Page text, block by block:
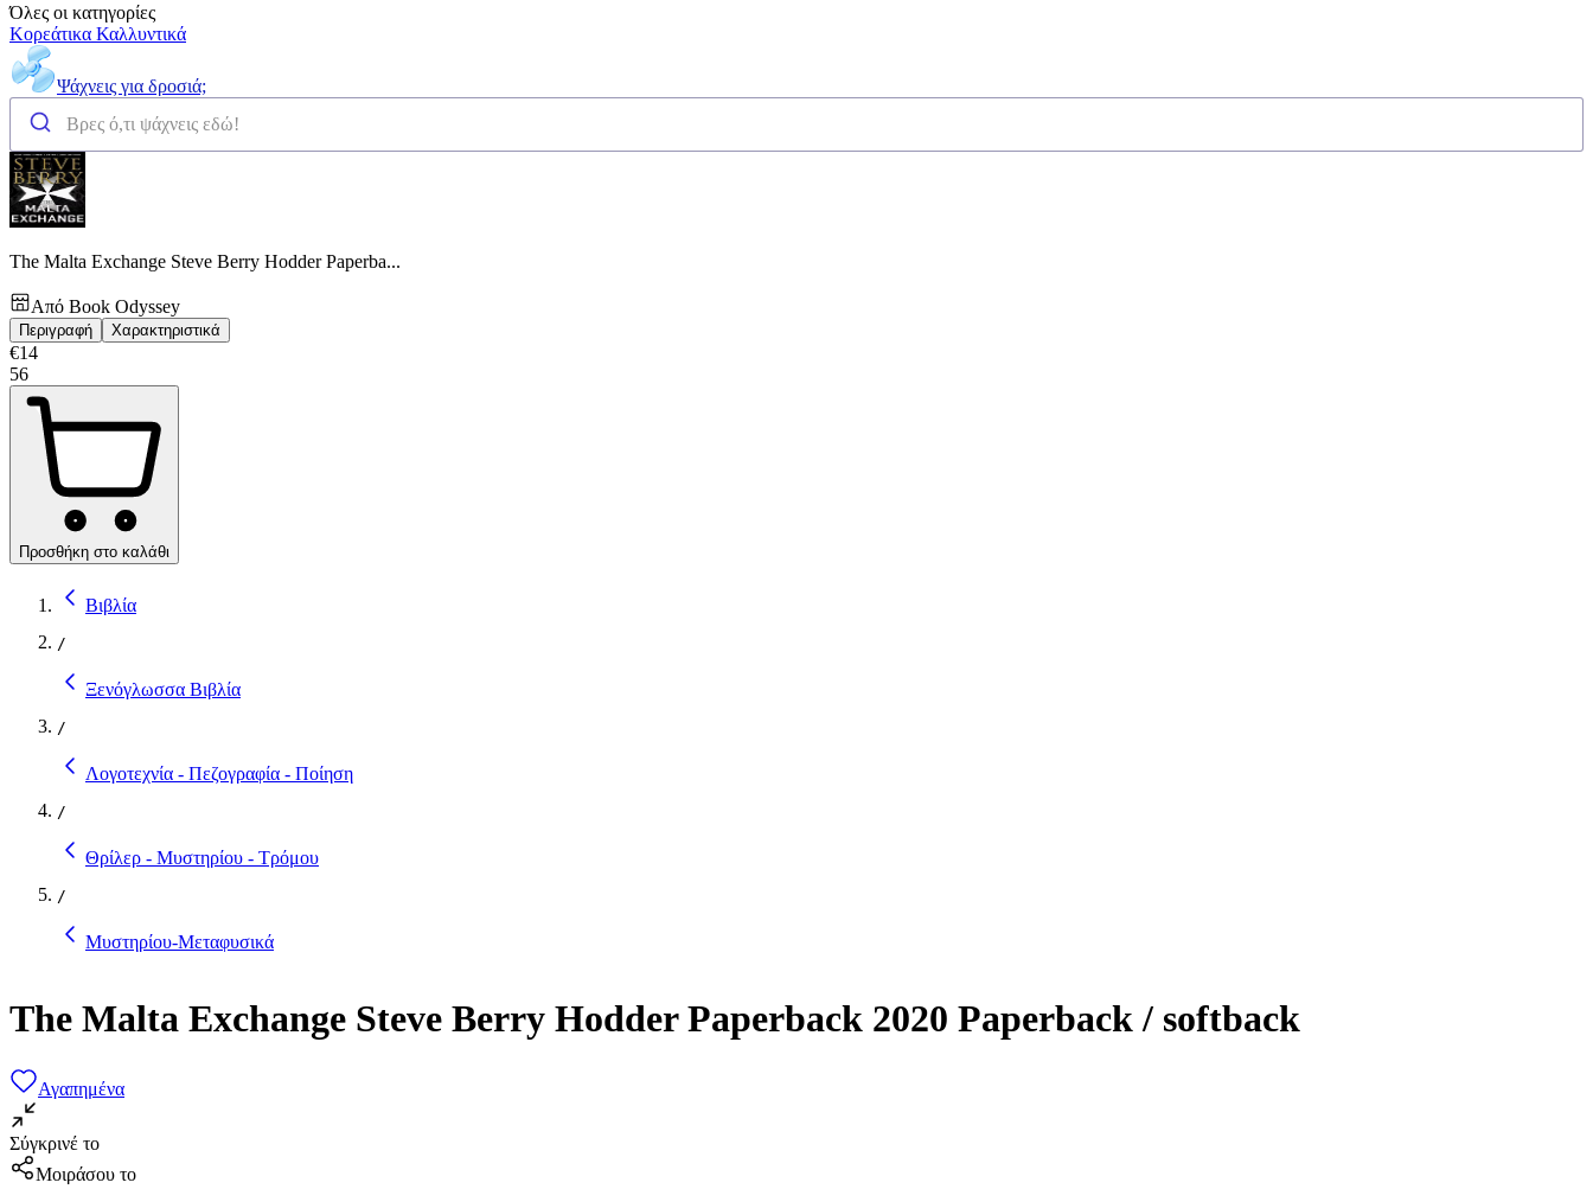
Όλες οι κατηγορίες
Κορεάτικα Καλλυντικά
Ψάχνεις για δροσιά;
The Malta Exchange Steve Berry Hodder Paperba...
Από Book Odyssey
Περιγραφή Χαρακτηριστικά
€14
56
Προσθήκη στο καλάθι
Βιβλία
/
Ξενόγλωσσα Βιβλία
/
Λογοτεχνία - Πεζογραφία - Ποίηση
/
Θρίλερ - Μυστηρίου - Τρόμου
/
Μυστηρίου-Μεταφυσικά
The Malta Exchange Steve Berry Hodder Paperback 2020 Paperback / softback
Αγαπημένα
Σύγκρινέ το
Μοιράσου το